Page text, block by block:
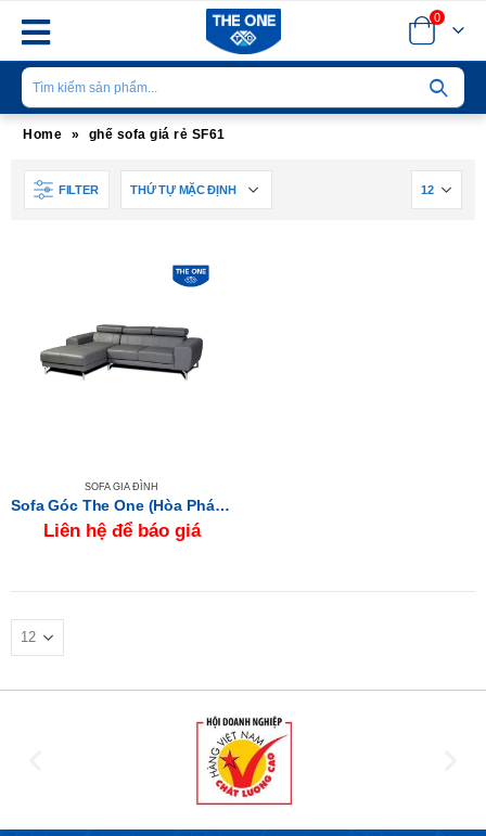
0
Home » ghế sofa giá rẻ SF61
FILTER
SOFA GIA ĐÌNH
Sofa Góc The One (Hòa Phát) SF61
Liên hệ để báo giá